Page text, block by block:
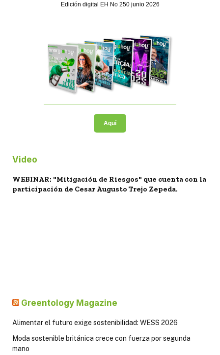
Edición digital EH No 250 junio 2026
Aquí
Video
WEBINAR: "Mitigación de Riesgos" que cuenta con la
participación de Cesar Augusto Trejo Zepeda.
Greentology Magazine
Alimentar el futuro exige sostenibilidad: WESS 2026
Moda sostenible británica crece con fuerza por segunda
mano